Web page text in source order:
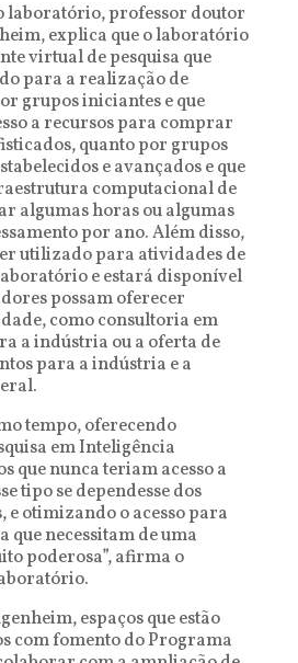
laboratório, professor doutor
explica que o laboratório
virtual de pesquisa que
para a realização de
grupos iniciantes e que
a recursos para comprar
quanto por grupos
e avançados e que
computacional de
algumas horas ou algumas
por ano. Além disso,
utilizado para atividades de
e estará disponível
possam oferecer
como consultoria em
a indústria ou a oferta de
para a indústria e a
tempo, oferecendo
em Inteligência
que nunca teriam acesso a
tipo se dependesse dos
otimizando o acesso para
que necessitam de uma
poderosa”, afirma o
espaços que estão
com fomento do Programa